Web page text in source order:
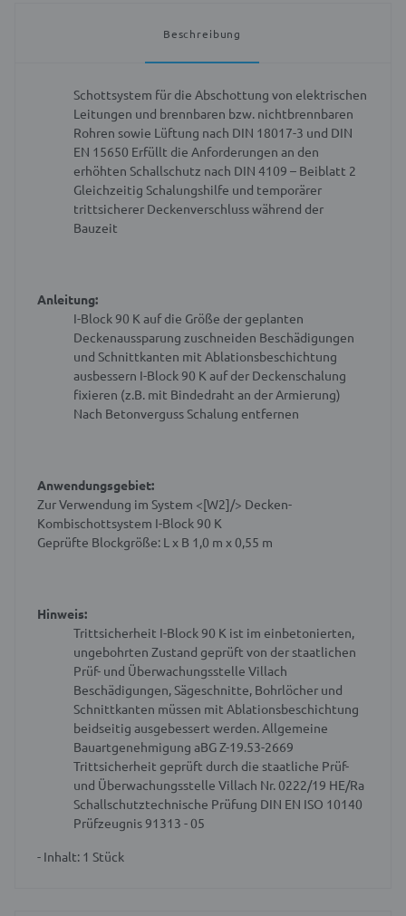
Beschreibung
Schottsystem für die Abschottung von elektrischen
Leitungen und brennbaren bzw. nichtbrennbaren
Rohren sowie Lüftung nach DIN 18017-3 und DIN
EN 15650 Erfüllt die Anforderungen an den
erhöhten Schallschutz nach DIN 4109 – Beiblatt 2
Gleichzeitig Schalungshilfe und temporärer
trittsicherer Deckenverschluss während der
Bauzeit
Anleitung:
I-Block 90 K auf die Größe der geplanten
Deckenaussparung zuschneiden Beschädigungen
und Schnittkanten mit Ablationsbeschichtung
ausbessern I-Block 90 K auf der Deckenschalung
fixieren (z.B. mit Bindedraht an der Armierung)
Nach Betonverguss Schalung entfernen
Anwendungsgebiet:
Zur Verwendung im System <[W2]/> Decken-
Kombischottsystem I-Block 90 K
Geprüfte Blockgröße: L x B 1,0 m x 0,55 m
Hinweis:
Trittsicherheit I-Block 90 K ist im einbetonierten,
ungebohrten Zustand geprüft von der staatlichen
Prüf- und Überwachungsstelle Villach
Beschädigungen, Sägeschnitte, Bohrlöcher und
Schnittkanten müssen mit Ablationsbeschichtung
beidseitig ausgebessert werden.Allgemeine
Bauartgenehmigung aBG Z-19.53-2669
Trittsicherheit geprüft durch die staatliche Prüf-
und Überwachungsstelle Villach Nr. 0222/19 HE/Ra
Schallschutztechnische Prüfung DIN EN ISO 10140
Prüfzeugnis 91313 - 05
- Inhalt: 1 Stück